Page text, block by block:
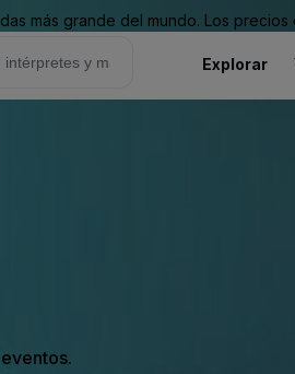
más grande del mundo. Los
Explorar